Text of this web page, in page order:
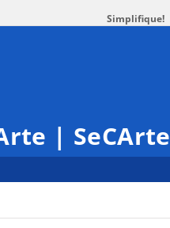
Simplifique!
| SeCArte